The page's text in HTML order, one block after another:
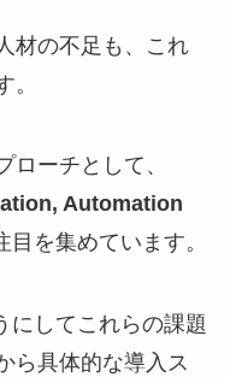
材の不足も、これ
。
ローチとして、
Automation
目を集めています。
にしてこれらの課題
ら具体的な導入ス